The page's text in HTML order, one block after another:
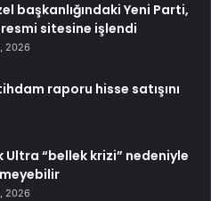
başkanlığındaki Yeni Parti,
sitesine işlendi
2026
raporu hisse satışını
Ultra “bellek krizi” nedeniyle
2026